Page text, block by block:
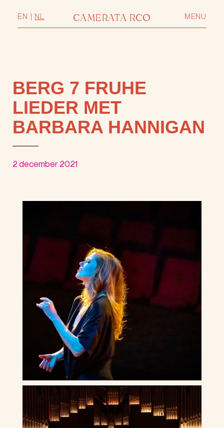
CAMERATA RCO
EN NL MENU
BERG 7 FRUHE
LIEDER MET
BARBARA HANNIGAN
2 december 2021